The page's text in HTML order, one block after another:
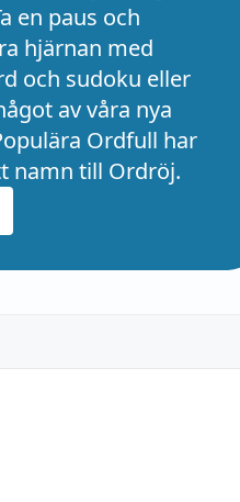
en paus och
hjärnan med
och sudoku eller
av våra nya
Ordfull har
namn till Ordröj.